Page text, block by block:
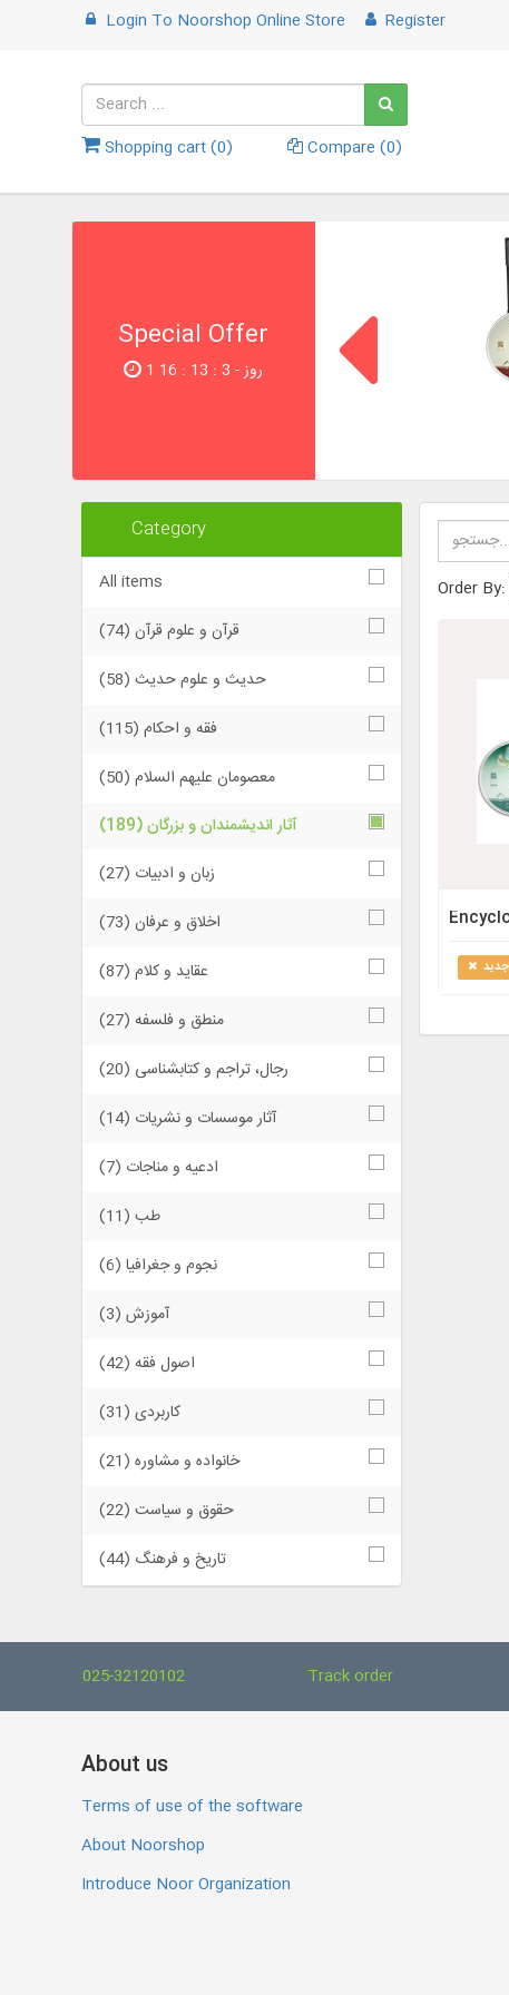
Login To Noorshop Online Store Register
Shopping cart (0) Compare (0)
Special Offer
1 روز - 2 : 13 : 16
Category
All items
قرآن و علوم قرآن (74)
حدیث و علوم حدیث (58)
فقه و احکام (115)
معصومان علیهم السلام (50)
آثار اندیشمندان و بزرگان (189)
زبان و ادبیات (27)
اخلاق و عرفان (73)
عقاید و كلام (87)
منطق و فلسفه (27)
رجال، تراجم و کتابشناسی (20)
آثار موسسات و نشریات (14)
ادعیه و مناجات (7)
طب (11)
نجوم و جغرافیا (6)
آموزش (3)
اصول فقه (42)
کاربردی (31)
خانواده و مشاوره (21)
حقوق و سیاست (22)
تاریخ و فرهنگ (44)
Order By:
025-32120102 Track order
About us
Terms of use of the software
About Noorshop
Introduce Noor Organization